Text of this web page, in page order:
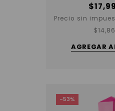
$
Precio sin
$
AGREGAR
-53%